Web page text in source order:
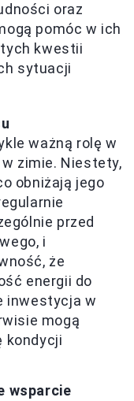
oraz
pomóc w ich
kwestii
sytuacji
ważną rolę w
zimie. Niestety,
obniżają jego
przed
i
że
energii do
inwestycja w
mogą
kondycji
wsparcie